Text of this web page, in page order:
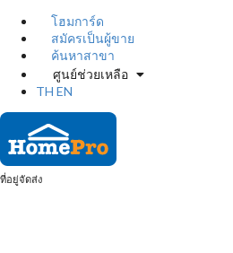
โฮมการ์ด
สมัครเป็นผู้ขาย
ค้นหาสาขา
ศูนย์ช่วยเหลือ
TH EN
ที่อยู่จัดส่ง